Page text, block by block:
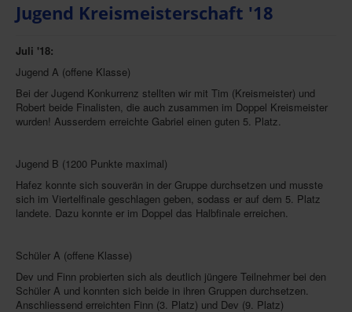
Jugend Kreismeisterschaft '18
Juli '18:
Jugend A (offene Klasse)
Bei der Jugend Konkurrenz stellten wir mit Tim (Kreismeister) und
Robert beide Finalisten, die auch zusammen im Doppel Kreismeister
wurden! Ausserdem erreichte Gabriel einen guten 5. Platz.
Jugend B (1200 Punkte maximal)
Hafez konnte sich souverän in der Gruppe durchsetzen und musste
sich im Viertelfinale geschlagen geben, sodass er auf dem 5. Platz
landete. Dazu konnte er im Doppel das Halbfinale erreichen.
Schüler A (offene Klasse)
Dev und Finn probierten sich als deutlich jüngere Teilnehmer bei den
Schüler A und konnten sich beide in ihren Gruppen durchsetzen.
Anschliessend erreichten Finn (3. Platz) und Dev (9. Platz)